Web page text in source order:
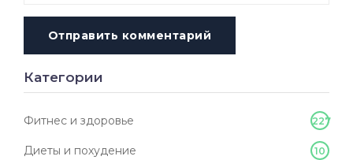
Отправить комментарий
Категории
Фитнес и здоровье 227
Диеты и похудение 10